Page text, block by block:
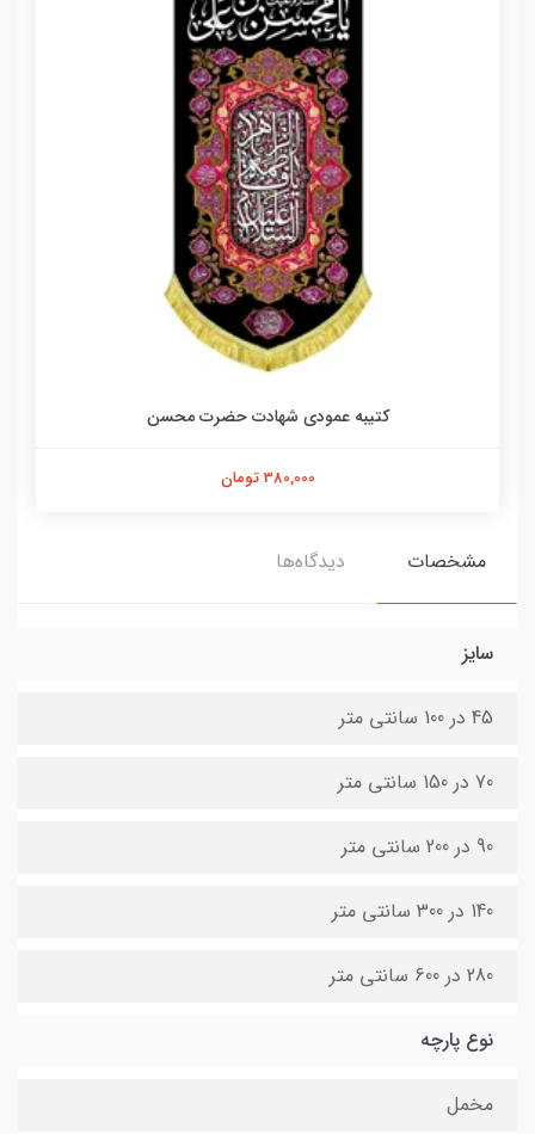
کتیبه عمودی شهادت حضرت محسن
380,000 تومان
مشخصات دیدگاه‌ها
سایز
45 در 100 سانتی متر
70 در 150 سانتی متر
90 در 200 سانتی متر
140 در 300 سانتی متر
280 در 600 سانتی متر
نوع پارچه
مخمل